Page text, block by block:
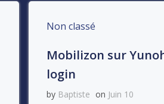
Non classé
Mobilizon sur
login
by Baptiste on Juin 10